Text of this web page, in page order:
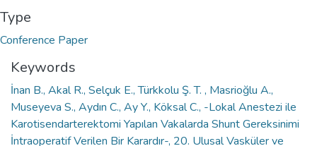
Type
Conference Paper
Keywords
İnan B., Akal R., Selçuk E., Türkkolu Ş. T. , Masrioğlu A.,
Museyeva S., Aydın C., Ay Y., Köksal C., -Lokal Anestezi ile
Karotisendarterektomi Yapılan Vakalarda Shunt Gereksinimi
İntraoperatif Verilen Bir Karardır-, 20. Ulusal Vasküler ve